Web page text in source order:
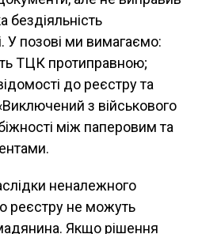
бездіяльність
У позові ми вимагаємо:
ТЦК протиправною;
до реєстру та
з військового
між паперовим та
неналежного
реєстру не можуть
Якщо рішення